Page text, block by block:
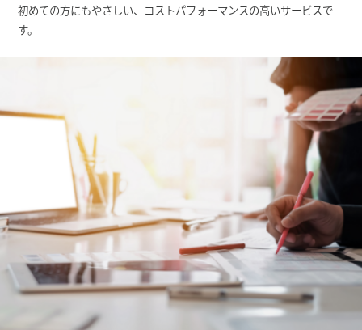
初めての方にもやさしい、コストパフォーマンスの高いサービスで
す。